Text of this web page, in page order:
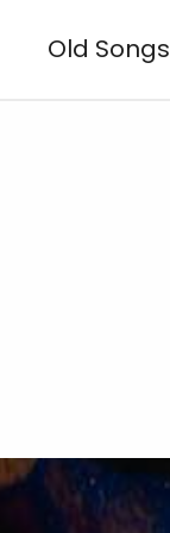
Old Songs